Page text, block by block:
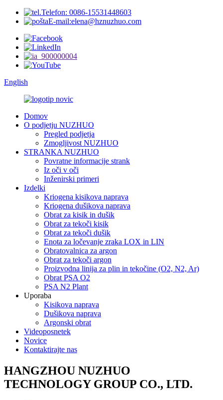
Telefon: 0086-15531448603
E-mail:elena@hznuzhuo.com
English
Domov
O podjetju NUZHUO
Pregled podjetja
Zmogljivost NUZHUO
STRANKA NUZHUO
Povratne informacije strank
Iz oči v oči
Inženirski primeri
Izdelki
Kriogena kisikova naprava
Kriogena dušikova naprava
Obrat za kisik in dušik
Obrat za tekoči kisik
Obrat za tekoči dušik
Enota za ločevanje zraka LOX in LIN
Obratovalnica za argon
Obrat za tekoči argon
Proizvodna linija za plin in tekočine (O2, N2, Ar)
Obrat PSA O2
PSA N2 Plant
Uporaba
Kisikova naprava
Dušikova naprava
Argonski obrat
Videoposnetek
Novice
Kontaktirajte nas
HANGZHOU NUZHUO
TECHNOLOGY GROUP CO., LTD.